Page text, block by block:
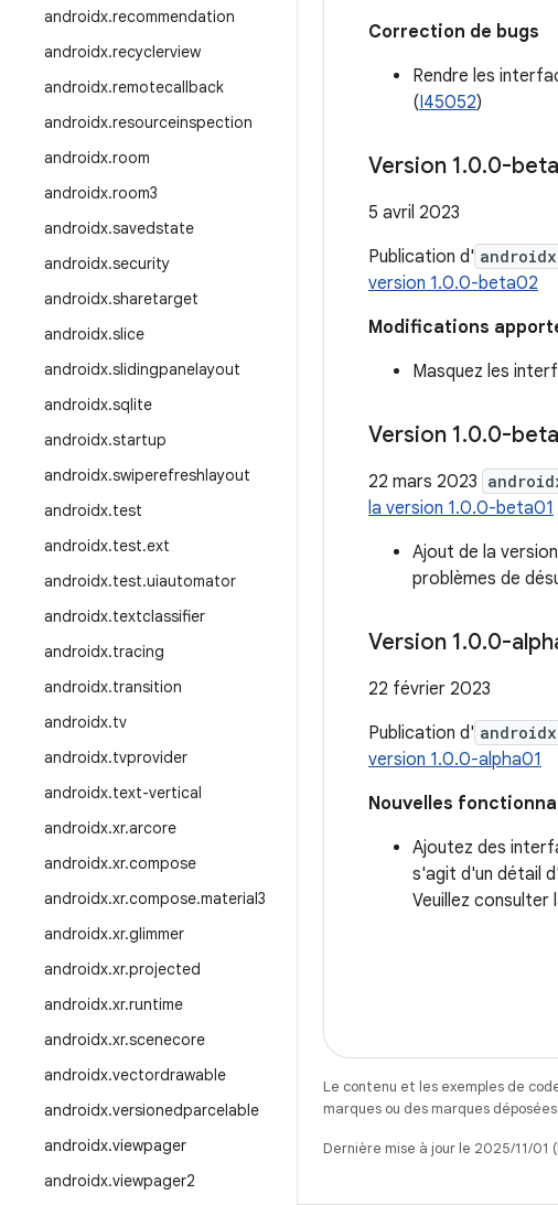
androidx.recommendation
androidx.recyclerview
androidx.remotecallback
androidx.resourceinspection
androidx.room
androidx.room3
androidx.savedstate
androidx.security
androidx.sharetarget
androidx.slice
androidx.slidingpanelayout
androidx.sqlite
androidx.startup
androidx.swiperefreshlayout
androidx.test
androidx.test.ext
androidx.test.uiautomator
androidx.textclassifier
androidx.tracing
androidx.transition
androidx.tv
androidx.tvprovider
androidx.text-vertical
androidx.xr.arcore
androidx.xr.compose
androidx.xr.compose.material3
androidx.xr.glimmer
androidx.xr.projected
androidx.xr.runtime
androidx.xr.scenecore
androidx.vectordrawable
androidx.versionedparcelable
androidx.viewpager
androidx.viewpager2
Correction de bugs
Rendre les
(I45052)
Version 1.0.0-
5 avril 2023
Publication d'
version 1.0.0-beta02
Modifications
Masquez les
Version 1.0.0-
22 mars 2023
la version 1.0.0-beta01
Ajout de la
problèmes de
Version 1.0.0-
22 février 2023
Publication d'
version 1.0.0-alpha01
Nouvelles
Ajoutez des
s'agit d'un détail
Veuillez consulter
Le contenu et les exemples de
marques ou des marques
Dernière mise à jour le 2025/11/01